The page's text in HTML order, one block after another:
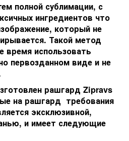
полной сублимации, с
ингредиентов что
который не
Такой метод
время использовать
первозданном виде и не
рашгард Zipravs
на рашгард требования
эксклюзивной,
и имеет следующие